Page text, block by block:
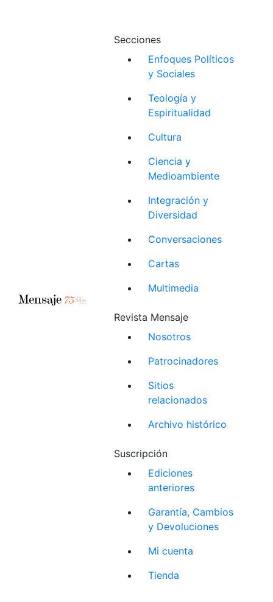
Secciones
Enfoques Políticos
y Sociales
Teología y
Espiritualidad
Cultura
Ciencia y
Medioambiente
Integración y
Diversidad
Conversaciones
Cartas
Multimedia
Revista Mensaje
Nosotros
Patrocinadores
Sitios
relacionados
Archivo histórico
Suscripción
Ediciones
anteriores
Garantía, Cambios
y Devoluciones
Mi cuenta
Tienda